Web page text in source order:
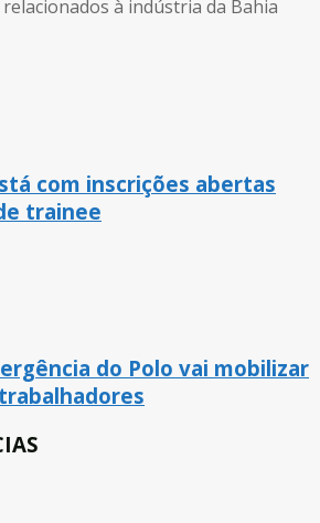
à indústria da Bahia
com inscrições abertas
trainee
do Polo vai mobilizar